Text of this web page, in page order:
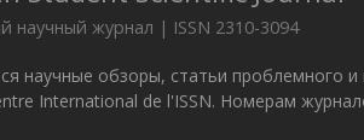
научный журнал | ISSN 2310-3094
научные обзоры, статьи проблемного и
International de l'ISSN. Номерам